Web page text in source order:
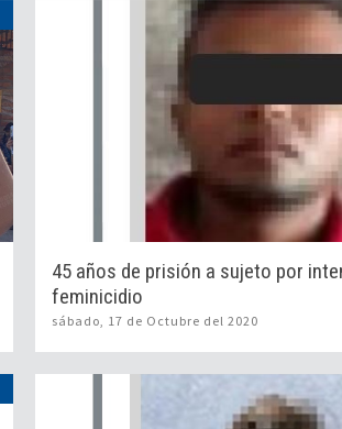
45 años de prisión a sujeto por
feminicidio
sábado, 17 de Octubre del 2020